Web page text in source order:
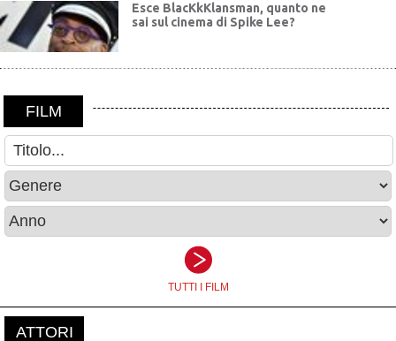
Esce BlacKkKlansman, quanto ne
sai sul cinema di Spike Lee?